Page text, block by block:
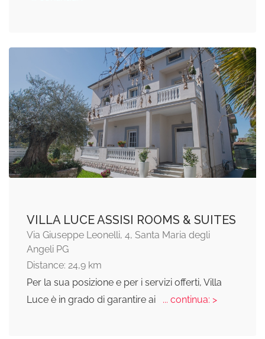
VILLA LUCE ASSISI ROOMS & SUITES
Via Giuseppe Leonelli, 4, Santa Maria degli
Angeli PG
Distance: 24,9 km
Per la sua posizione e per i servizi offerti, Villa
Luce è in grado di garantire ai
... continua: >